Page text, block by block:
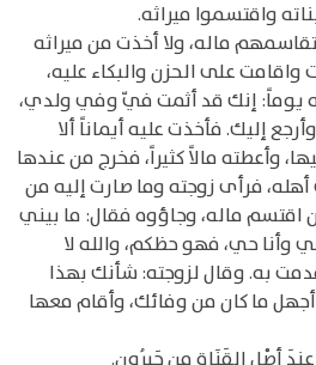
واقتسموا ميراثه.
ماله، ولا أخذت من ميراثه
واقامت على الحزن والبكاء عليه،
يوماً: إنك قد أثمت فيّ وفي ولدي،
إليك. فأخذت عليه أيماناً ألا
وأعطته مالاً كثيراً، فخرج من عندها
فرأى زوجته وما صارت إليه من
اقتسم ماله، وجاؤوه فقال: ما بيني
وأنا حي، فهو حظكم، والله لا
به. وقال لزوجته: شأنك بهذا
ما كان من وفائك، وأقام معها